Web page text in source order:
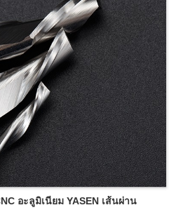
ร็วในการดำเนินการปรับ
เราเตอร์ CNC ศูนย์
ปยังจุดสำหรับการริป การปรับ
งเทมเพลต และแอปพลิเคชัน
อะลูมิเนียม YASEN เส้นผ่าน